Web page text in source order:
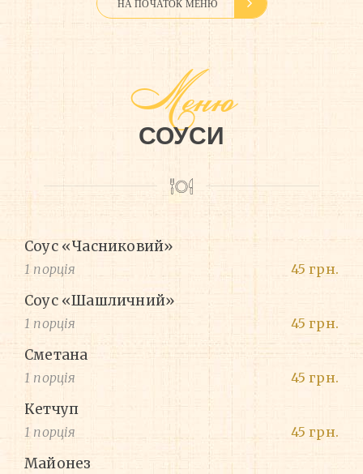
НА ПОЧАТОК МЕНЮ
Меню
СОУСИ
Соус «Часниковий»
1 порція 45 грн.
Соус «Шашличний»
1 порція 45 грн.
Сметана
1 порція 45 грн.
Кетчуп
1 порція 45 грн.
Майонез